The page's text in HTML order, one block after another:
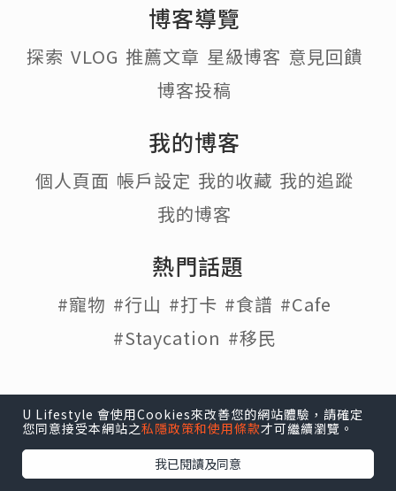
博客導覽
探索 VLOG 推薦文章 星級博客 意見回饋
博客投稿
我的博客
個人頁面 帳戶設定 我的收藏 我的追蹤
我的博客
熱門話題
#寵物 #行山 #打卡 #食譜 #Cafe
#Staycation #移民
U Lifestyle |Travel|HK|Beauty|Food|Blog
免責聲明 |使用條款 |私隱政策 |
U Lifestyle 會使用Cookies來改善您的網站體驗，請確定
您同意接受本網站之私隱政策和使用條款才可繼續瀏覽。
我已閱讀及同意